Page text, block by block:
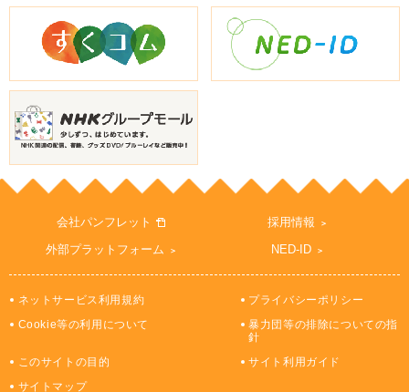
会社パンフレット
採用情報
外部プラットフォーム
NED-ID
ネットサービス利用規約
プライバシーポリシー
Cookie等の利用について
暴力団等の排除についての指
針
このサイトの目的
サイト利用ガイド
サイトマップ